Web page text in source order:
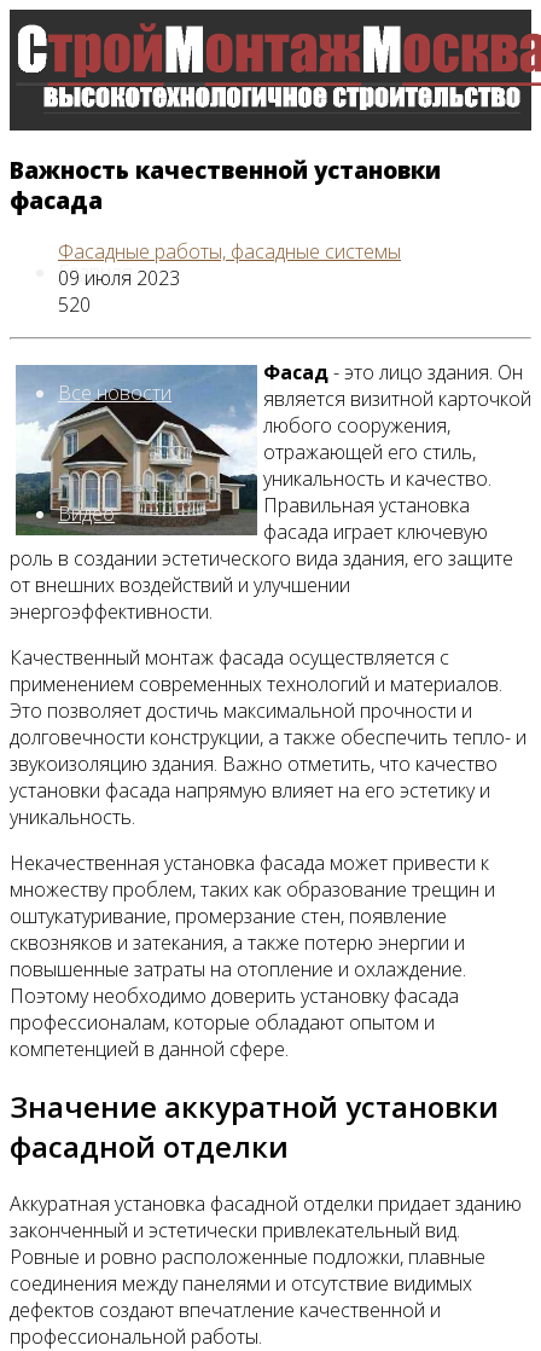
Главная
Все новости
Видео
Важность качественной установки
фасада
Фасадные работы, фасадные системы
09 июля 2023
520
Фасад- это лицо здания. Он
является визитной карточкой
любого сооружения,
отражающей его стиль,
уникальность и качество.
Правильная установка
фасада играет ключевую
роль в создании эстетического вида здания, его защите
от внешних воздействий и улучшении
энергоэффективности.
Качественный монтаж фасада осуществляется с
применением современных технологий и материалов.
Это позволяет достичь максимальной прочности и
долговечности конструкции, а также обеспечить тепло- и
звукоизоляцию здания. Важно отметить, что качество
установки фасада напрямую влияет на его эстетику и
уникальность.
Некачественная установка фасада может привести к
множеству проблем, таких как образование трещин и
оштукатуривание, промерзание стен, появление
сквозняков и затекания, а также потерю энергии и
повышенные затраты на отопление и охлаждение.
Поэтому необходимо доверить установку фасада
профессионалам, которые обладают опытом и
компетенцией в данной сфере.
Значение аккуратной установки
фасадной отделки
Аккуратная установка фасадной отделки придает зданию
законченный и эстетически привлекательный вид.
Ровные и ровно расположенные подложки, плавные
соединения между панелями и отсутствие видимых
дефектов создают впечатление качественной и
профессиональной работы.